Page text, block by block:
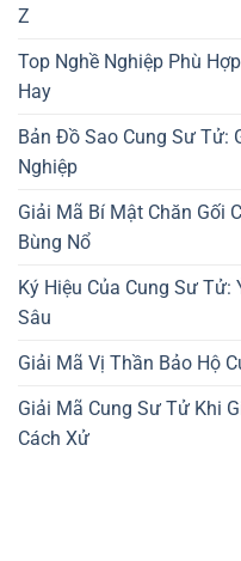
Z
Top Nghề Nghiệp Phù
Hay
Bản Đồ Sao Cung Sư Tử:
Nghiệp
Giải Mã Bí Mật Chăn Gối
Bùng Nổ
Ký Hiệu Của Cung Sư Tử:
Sâu
Giải Mã Vị Thần Bảo Hộ
Giải Mã Cung Sư Tử Khi
Cách Xử